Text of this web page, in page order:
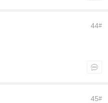
44#
45#